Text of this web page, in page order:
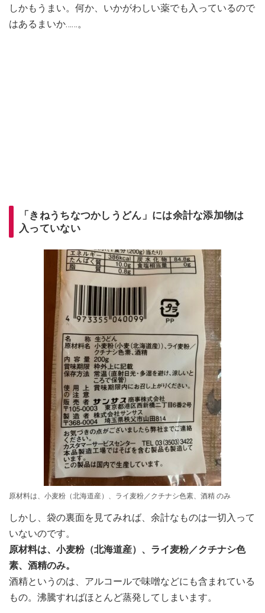
しかもうまい。何か、いかがわしい薬でも入っているので
はあるまいか……。
「きねうちなつかしうどん」には余計な添加物は
入っていない
原材料は、小麦粉（北海道産）、ライ麦粉／クチナシ色素、酒精 のみ
しかし、袋の裏面を見てみれば、余計なものは一切入って
いないのです。
原材料は、小麦粉（北海道産）、ライ麦粉／クチナシ色
素、酒精のみ。
酒精というのは、アルコールで味噌などにも含まれている
もの。沸騰すればほとんど蒸発してしまいます。